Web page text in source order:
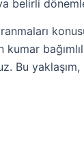
belirli
kumar